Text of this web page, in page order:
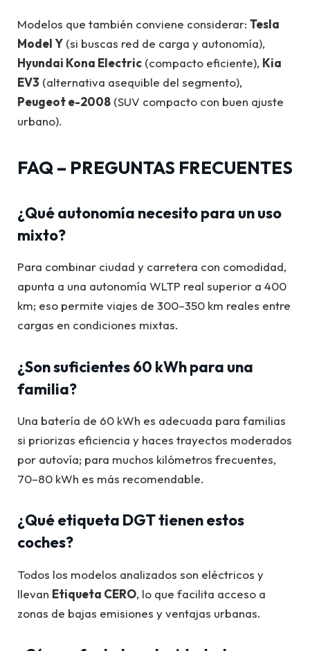
Modelos que también conviene considerar: Tesla
Model Y (si buscas red de carga y autonomía),
Hyundai Kona Electric (compacto eficiente), Kia
EV3 (alternativa asequible del segmento),
Peugeot e-2008 (SUV compacto con buen ajuste
urbano).
FAQ – PREGUNTAS FRECUENTES
¿Qué autonomía necesito para un uso
mixto?
Para combinar ciudad y carretera con comodidad,
apunta a una autonomía WLTP real superior a 400
km; eso permite viajes de 300–350 km reales entre
cargas en condiciones mixtas.
¿Son suficientes 60 kWh para una
familia?
Una batería de 60 kWh es adecuada para familias
si priorizas eficiencia y haces trayectos moderados
por autovía; para muchos kilómetros frecuentes,
70–80 kWh es más recomendable.
¿Qué etiqueta DGT tienen estos
coches?
Todos los modelos analizados son eléctricos y
llevan Etiqueta CERO, lo que facilita acceso a
zonas de bajas emisiones y ventajas urbanas.